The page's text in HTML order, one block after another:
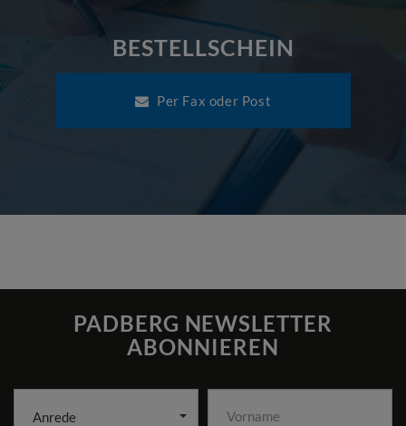
BESTELLSCHEIN
Per Fax oder Post
PADBERG NEWSLETTER
ABONNIEREN
Anrede